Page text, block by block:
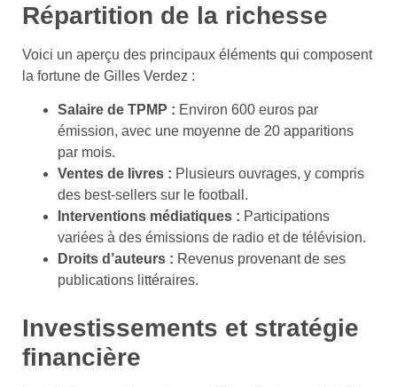
Répartition de la richesse
Voici un aperçu des principaux éléments qui composent
la fortune de Gilles Verdez :
Salaire de TPMP : Environ 600 euros par
émission, avec une moyenne de 20 apparitions
par mois.
Ventes de livres : Plusieurs ouvrages, y compris
des best-sellers sur le football.
Interventions médiatiques : Participations
variées à des émissions de radio et de télévision.
Droits d’auteurs : Revenus provenant de ses
publications littéraires.
Investissements et stratégie
financière